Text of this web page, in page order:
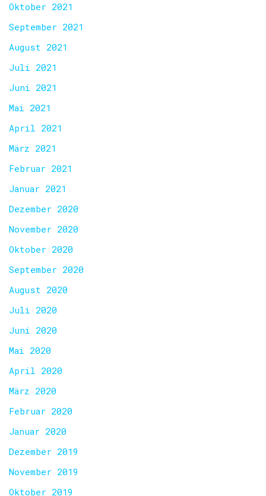
Oktober 2021
September 2021
August 2021
Juli 2021
Juni 2021
Mai 2021
April 2021
März 2021
Februar 2021
Januar 2021
Dezember 2020
November 2020
Oktober 2020
September 2020
August 2020
Juli 2020
Juni 2020
Mai 2020
April 2020
März 2020
Februar 2020
Januar 2020
Dezember 2019
November 2019
Oktober 2019